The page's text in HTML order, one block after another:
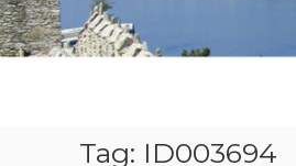
t
Tag: ID003694